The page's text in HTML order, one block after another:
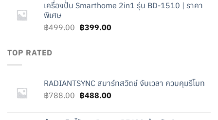
฿979.00.฿879.00.
เครื่องปั่น Smarthome 2in1 รุ่น BD-1510 | ราคา
พิเศษ
฿499.00 Original
฿399.00Current
TOP RATED
RADIANTSYNC สมาร์ทสวิตช์ จับเวลา ควบคุมรีโมท
฿788.00 Original
฿488.00Current